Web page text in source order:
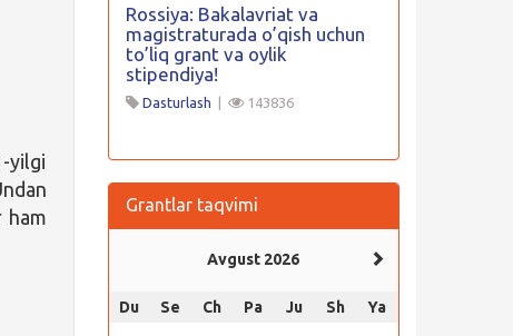
yilgi
ham
Rossiya: Bakalavriat va
magistraturada o’qish uchun
to’liq grant va oylik
stipendiya!
Dasturlash 143836
Grantlar taqvimi
Avgust 2026
Du Se Ch Pa Ju Sh Ya